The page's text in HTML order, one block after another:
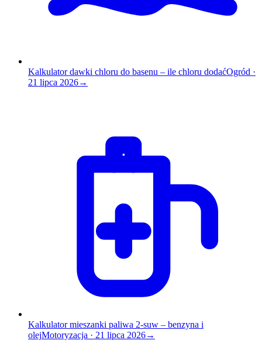
Kalkulator dawki chloru do basenu – ile chloru dodaćOgród ·
21 lipca 2026→
Kalkulator mieszanki paliwa 2-suw – benzyna i
olejMotoryzacja · 21 lipca 2026→